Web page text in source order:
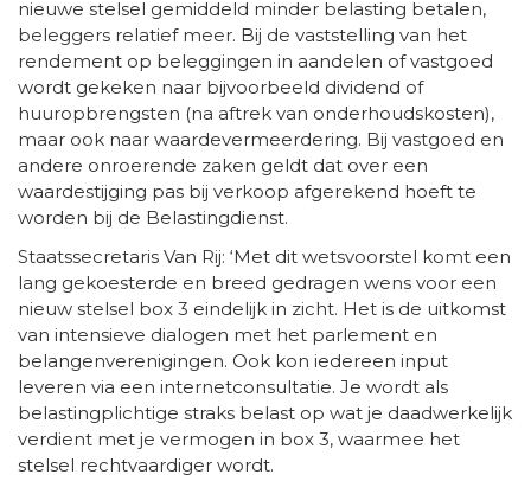
nieuwe stelsel gemiddeld minder belasting betalen,
beleggers relatief meer. Bij de vaststelling van het
rendement op beleggingen in aandelen of vastgoed
wordt gekeken naar bijvoorbeeld dividend of
huuropbrengsten (na aftrek van onderhoudskosten),
maar ook naar waardevermeerdering. Bij vastgoed en
andere onroerende zaken geldt dat over een
waardestijging pas bij verkoop afgerekend hoeft te
worden bij de Belastingdienst.
Staatssecretaris Van Rij: ‘Met dit wetsvoorstel komt een
lang gekoesterde en breed gedragen wens voor een
nieuw stelsel box 3 eindelijk in zicht. Het is de uitkomst
van intensieve dialogen met het parlement en
belangenverenigingen. Ook kon iedereen input
leveren via een internetconsultatie. Je wordt als
belastingplichtige straks belast op wat je daadwerkelijk
verdient met je vermogen in box 3, waarmee het
stelsel rechtvaardiger wordt.